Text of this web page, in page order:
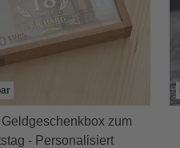
zum
- Personalisiert